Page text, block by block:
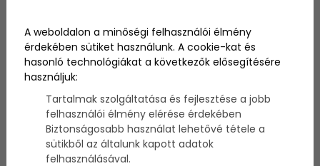
csatlakozhatunk a wi-fire
2014. november 7.
Ha eddig zavart, hogy mindenki azokostelefonján
babrál ahelyett, hogy igazi
A weboldalon a minőségi felhasználói élmény
érdekében sütiket használunk. A cookie-kat és
hasonló technológiákat a következők elősegítésére
használjuk:
Tartalmak szolgáltatása és fejlesztése a jobb
felhasználói élmény elérése érdekében
Biztonságosabb használat lehetővé tétele a
sütikből az általunk kapott adatok
felhasználásával.